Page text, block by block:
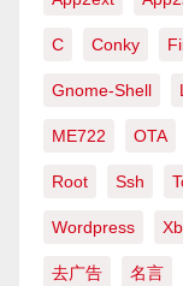
C Conky
Gnome-Shell
ME722 OTA
Root Ssh
Wordpress
去广告 名言